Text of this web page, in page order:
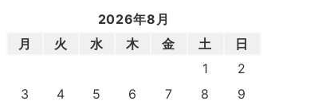
2026年8月
月
火 水 木 金 土
日
1
2
3
4 5 6 7 8
9